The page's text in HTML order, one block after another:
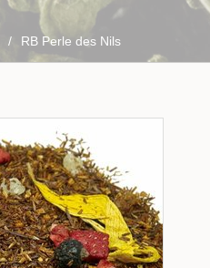
/ RB Perle des Nils